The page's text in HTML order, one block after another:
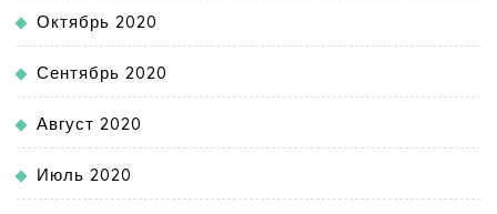
Октябрь 2020
Сентябрь 2020
Август 2020
Июль 2020